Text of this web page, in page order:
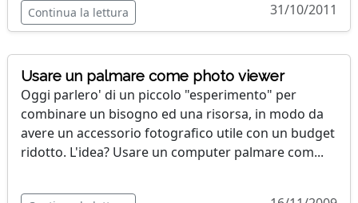
Continua la lettura 31/10/2011
Usare un palmare come photo viewer
Oggi parlero' di un piccolo "esperimento" per
combinare un bisogno ed una risorsa, in modo da
avere un accessorio fotografico utile con un budget
ridotto. L'idea? Usare un computer palmare com...